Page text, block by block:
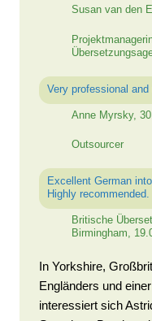
In Yorkshire,
Engländers und
interessiert sich
Susan van den
Very professional
Anne Myrsky,
Outsourcer
Excellent German
Highly recommended.
Britische
Birmingham,